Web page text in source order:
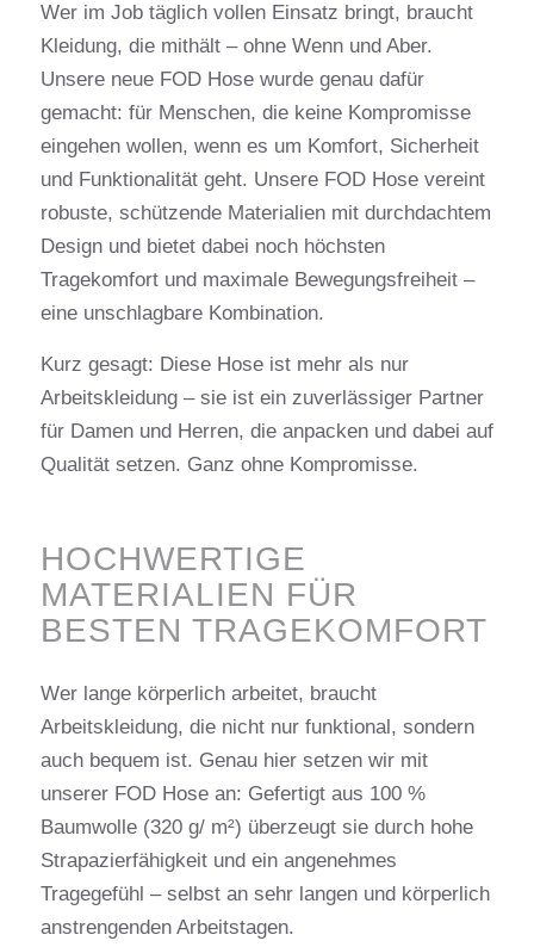
Wer im Job täglich vollen Einsatz bringt, braucht
Kleidung, die mithält – ohne Wenn und Aber.
Unsere neue FOD Hose wurde genau dafür
gemacht: für Menschen, die keine Kompromisse
eingehen wollen, wenn es um Komfort, Sicherheit
und Funktionalität geht. Unsere FOD Hose vereint
robuste, schützende Materialien mit durchdachtem
Design und bietet dabei noch höchsten
Tragekomfort und maximale Bewegungsfreiheit –
eine unschlagbare Kombination.
Kurz gesagt: Diese Hose ist mehr als nur
Arbeitskleidung – sie ist ein zuverlässiger Partner
für Damen und Herren, die anpacken und dabei auf
Qualität setzen. Ganz ohne Kompromisse.
HOCHWERTIGE
MATERIALIEN FÜR
BESTEN TRAGEKOMFORT
Wer lange körperlich arbeitet, braucht
Arbeitskleidung, die nicht nur funktional, sondern
auch bequem ist. Genau hier setzen wir mit
unserer FOD Hose an: Gefertigt aus 100 %
Baumwolle (320 g/ m²) überzeugt sie durch hohe
Strapazierfähigkeit und ein angenehmes
Tragegefühl – selbst an sehr langen und körperlich
anstrengenden Arbeitstagen.